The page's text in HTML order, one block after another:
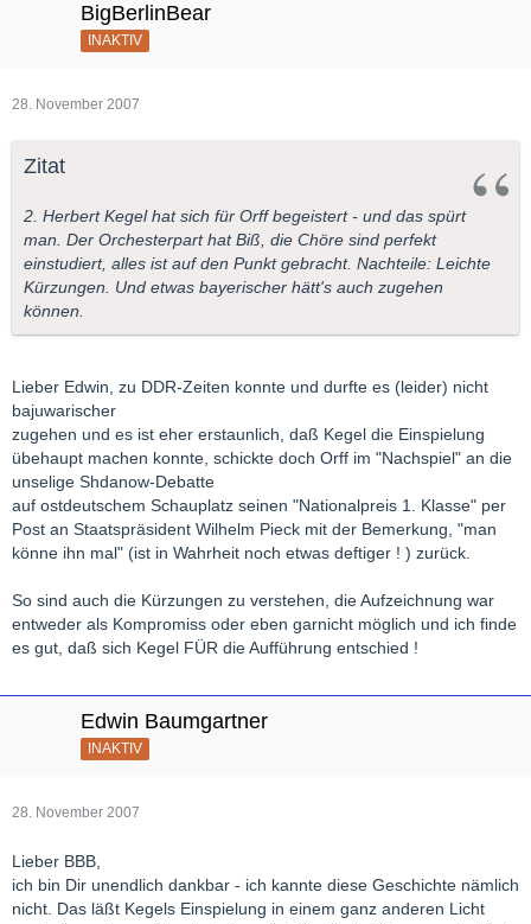
BigBerlinBear
INAKTIV
28. November 2007
Zitat
2. Herbert Kegel hat sich für Orff begeistert - und das spürt
man. Der Orchesterpart hat Biß, die Chöre sind perfekt
einstudiert, alles ist auf den Punkt gebracht. Nachteile: Leichte
Kürzungen. Und etwas bayerischer hätt's auch zugehen
können.
Lieber Edwin, zu DDR-Zeiten konnte und durfte es (leider) nicht
bajuwarischer
zugehen und es ist eher erstaunlich, daß Kegel die Einspielung
übehaupt machen konnte, schickte doch Orff im "Nachspiel" an die
unselige Shdanow-Debatte
auf ostdeutschem Schauplatz seinen "Nationalpreis 1. Klasse" per
Post an Staatspräsident Wilhelm Pieck mit der Bemerkung, "man
könne ihn mal" (ist in Wahrheit noch etwas deftiger ! ) zurück.
So sind auch die Kürzungen zu verstehen, die Aufzeichnung war
entweder als Kompromiss oder eben garnicht möglich und ich finde
es gut, daß sich Kegel FÜR die Aufführung entschied !
Edwin Baumgartner
INAKTIV
28. November 2007
Lieber BBB,
ich bin Dir unendlich dankbar - ich kannte diese Geschichte nämlich
nicht. Das läßt Kegels Einspielung in einem ganz anderen Licht